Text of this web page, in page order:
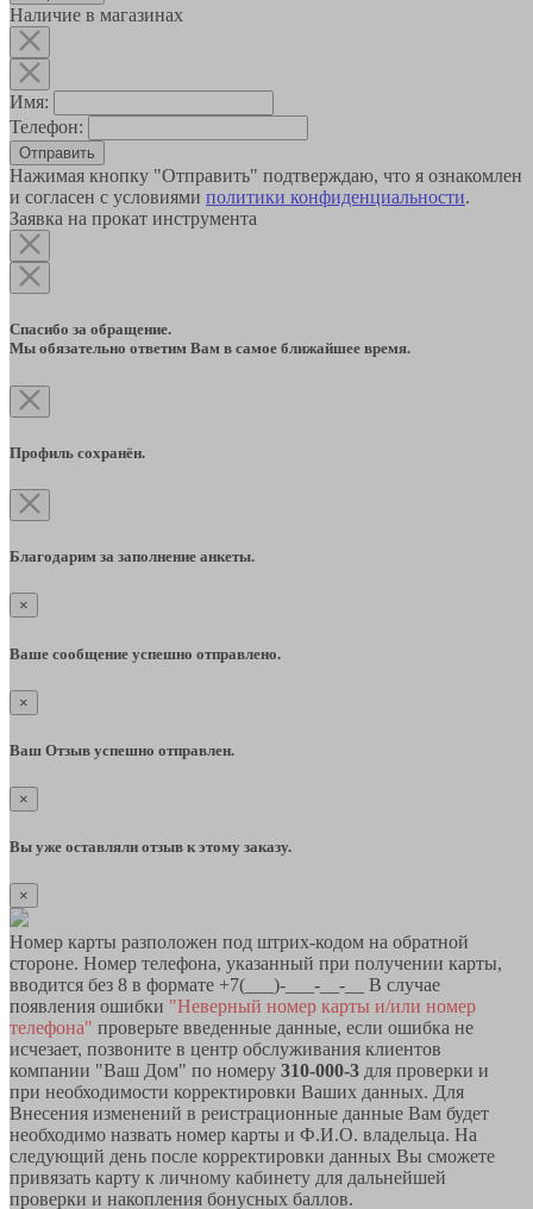
Наличие в магазинах
Имя:
Телефон:
Отправить
Нажимая кнопку "Отправить" подтверждаю, что я ознакомлен
и согласен с условиями политики конфиденциальности.
Заявка на прокат инструмента
Спасибо за обращение.
Мы обязательно ответим Вам в самое ближайшее время.
Профиль сохранён.
Благодарим за заполнение анкеты.
×
Ваше сообщение успешно отправлено.
×
Ваш Отзыв успешно отправлен.
×
Вы уже оставляли отзыв к этому заказу.
×
Номер карты разположен под штрих-кодом на обратной
стороне. Номер телефона, указанный при получении карты,
вводится без 8 в формате +7(___)-___-__-__ В случае
появления ошибки "Неверный номер карты и/или номер
телефона" проверьте введенные данные, если ошибка не
исчезает, позвоните в центр обслуживания клиентов
компании "Ваш Дом" по номеру 310-000-3 для проверки и
при необходимости корректировки Ваших данных. Для
Внесения изменений в реистрационные данные Вам будет
необходимо назвать номер карты и Ф.И.О. владельца. На
следующий день после корректировки данных Вы сможете
привязать карту к личному кабинету для дальнейшей
проверки и накопления бонусных баллов.